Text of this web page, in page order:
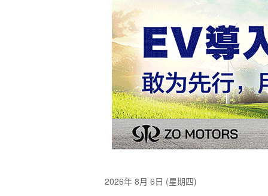
2026年 8月 6日 (星期四)